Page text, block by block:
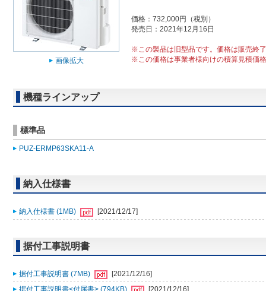
画像拡大
価格：732,000円（税別）
発売日：2021年12月16日
※この製品は旧型品です。価格は販売終
※この価格は事業者様向けの積算見積価
機種ラインアップ
標準品
PUZ-ERMP63SKA11-A
納入仕様書
納入仕様書 (1MB) [2021/12/17]
据付工事説明書
据付工事説明書 (7MB)
[2021/12/16]